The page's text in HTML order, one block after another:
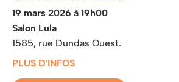
19 mars 2026 à 19h00
Salon Lula
1585, rue Dundas Ouest.
PLUS D'INFOS